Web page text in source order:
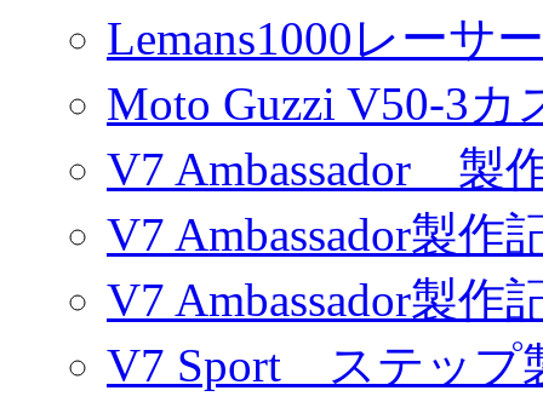
Lemans1000レーサ
Moto Guzzi V50-3カ
V7 Ambassador 製
V7 Ambassador製作
V7 Ambassador製作
V7 Sport ステップ